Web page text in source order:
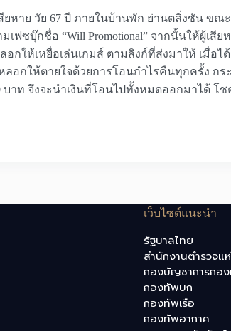
ยหาย วัย 67 ปี ภายในบ้านพัก ย่านตลิ่งชัน ข
ฟซบุ๊กชื่อ “Will Promotional” จากนั้นให้ผู้เสี
กให้เหยื่อเล่นเกมส์ ตามลิงก์ที่ส่งมาให้ เมื่อ
อกให้ตายใจด้วยการโอนกำไรคืนทุกครั้ง กร
บาท จึงจะนำเงินที่โอนไปทั้งหมดออกมาได้
เว็บไซต์แนะนำ
รัฐบาลไทย
สำนักงานตำรวจแ
กองบัญชาการกอ
กองทัพบก
กองทัพเรือ
กองทัพอากาศ